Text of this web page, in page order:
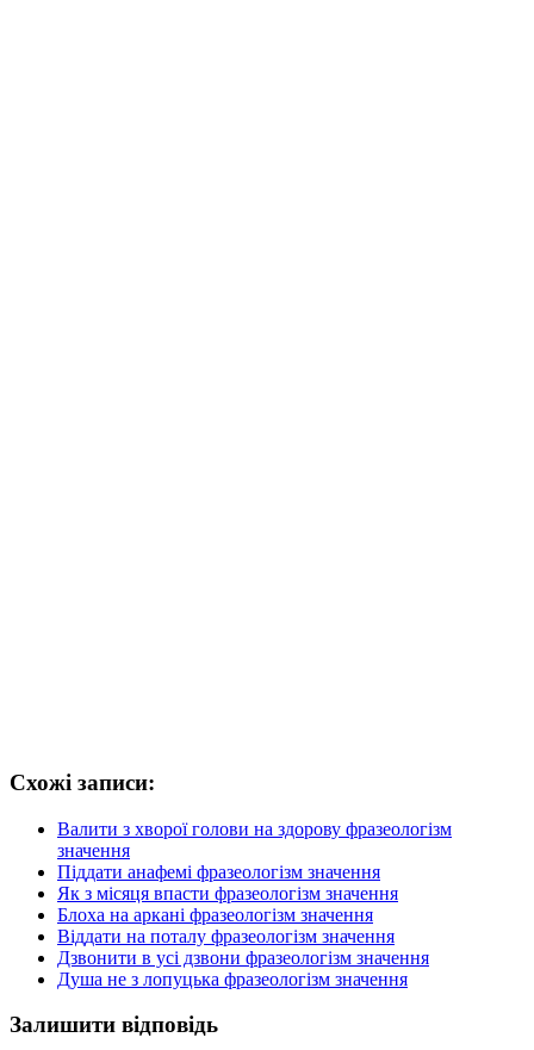
Схожі записи:
Валити з хворої голови на здорову фразеологізм
значення
Піддати анафемі фразеологізм значення
Як з місяця впасти фразеологізм значення
Блоха на аркані фразеологізм значення
Віддати на поталу фразеологізм значення
Дзвонити в усі дзвони фразеологізм значення
Душа не з лопуцька фразеологізм значення
Залишити відповідь